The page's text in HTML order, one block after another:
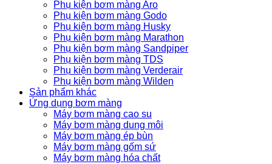
Phụ kiện bơm màng Aro
Phụ kiện bơm màng Godo
Phụ kiện bơm màng Husky
Phụ kiện bơm màng Marathon
Phụ kiện bơm màng Sandpiper
Phụ kiện bơm màng TDS
Phụ kiện bơm màng Verderair
Phụ kiện bơm màng Wilden
Sản phẩm khác
Ứng dụng bơm màng
Máy bơm màng cao su
Máy bơm màng dung môi
Máy bơm màng ép bùn
Máy bơm màng gốm sứ
Máy bơm màng hóa chất